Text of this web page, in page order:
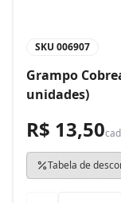
SKU 006907
Grampo
unidades)
R$ 13,50
Tabela de